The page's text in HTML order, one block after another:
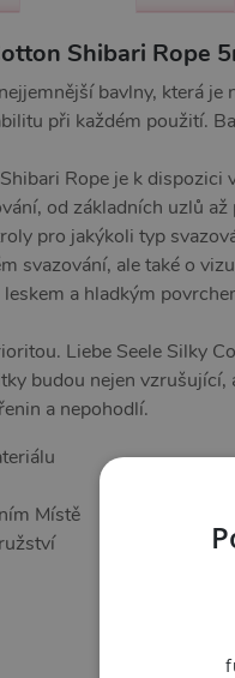
Shibari Rope
bavlny, která
při každém použití.
Rope je k
od základních uzlů
pro jakýkoli typ
svazování, ale také o
a hladkým
Liebe Seele Silky
budou nejen
a nepohodlí.
Místě